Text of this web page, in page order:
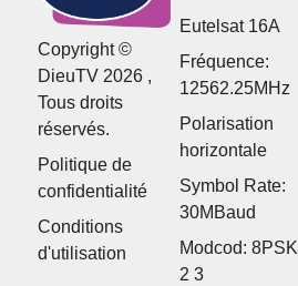
Copyright ©
DieuTV 2026 ,
Tous droits
réservés.
Politique de
confidentialité
Conditions
d'utilisation
Eutelsat 16A
Fréquence:
12562.25MHz
Polarisation
horizontale
Symbol Rate:
30MBaud
Modcod: 8PSK
2 3